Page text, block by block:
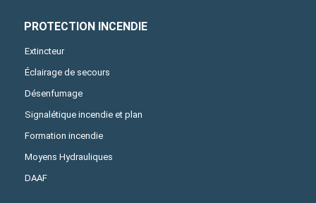
PROTECTION INCENDIE
Extincteur
Éclairage de secours
Désenfumage
Signalétique incendie et plan
Formation incendie
Moyens Hydrauliques
DAAF